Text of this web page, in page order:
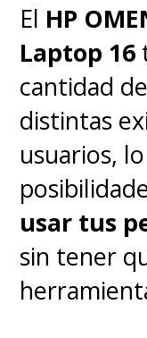
El HP
Laptop 16
cantidad
distintas
usuarios,
usar tus
sin tener